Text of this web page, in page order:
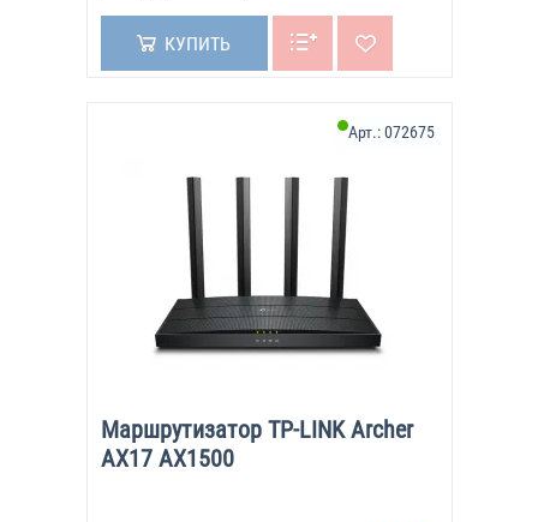
КУПИТЬ
Маршрутизатор TP-LINK Archer
AX17 AX1500
Арт.:072675